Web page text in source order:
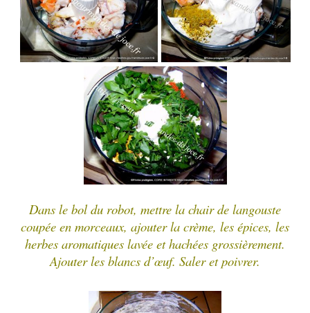
Dans le bol du robot, mettre la chair de langouste
coupée en morceaux, ajouter la crème, les épices, les
herbes aromatiques lavée et hachées grossièrement.
Ajouter les blancs d’œuf. Saler et poivrer.